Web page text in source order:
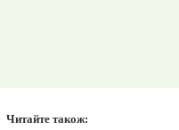
Читайте також: